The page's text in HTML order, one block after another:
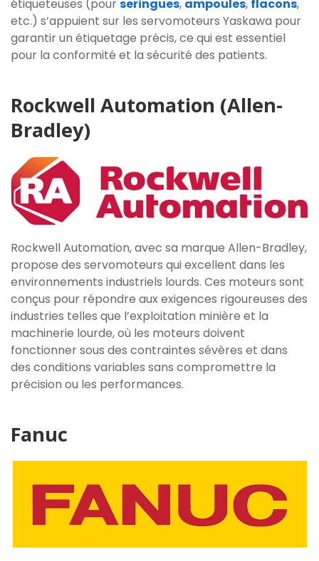
étiqueteuses (pourseringues, ampoules, flacons,
etc.) s’appuient sur les servomoteurs Yaskawa pour
garantir un étiquetage précis, ce qui est essentiel
pour la conformité et la sécurité des patients.
Rockwell Automation (Allen-
Bradley)
Rockwell Automation, avec sa marque Allen-Bradley,
propose des servomoteurs qui excellent dans les
environnements industriels lourds. Ces moteurs sont
conçus pour répondre aux exigences rigoureuses des
industries telles que l’exploitation minière et la
machinerie lourde, où les moteurs doivent
fonctionner sous des contraintes sévères et dans
des conditions variables sans compromettre la
précision ou les performances.
Fanuc